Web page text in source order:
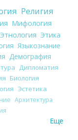
Религия
Мифология
Этнология Этика
Языкознание
Демография
Дипломатия
Биология
Эстетика
Архитектура
Еще